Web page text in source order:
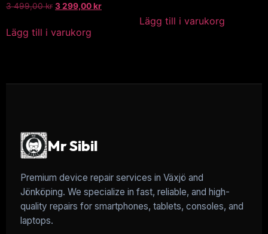
3 499,00kr 3 299,00kr
Lägg till i varukorg
Lägg till i varukorg
Mr Sibil
Premium device repair services in Växjö and
Jönköping. We specialize in fast, reliable, and high-
quality repairs for smartphones, tablets, consoles, and
laptops.